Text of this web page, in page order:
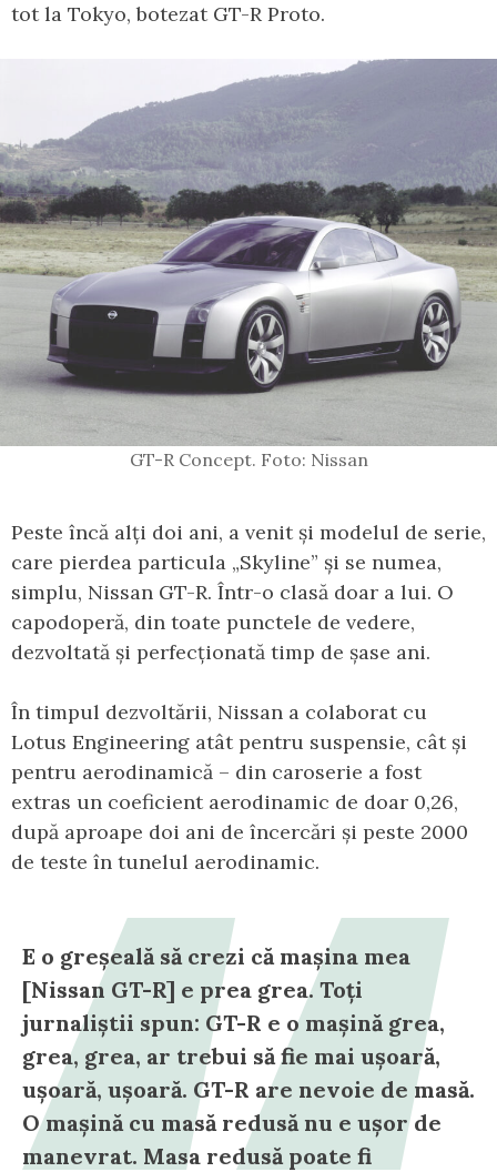
tot la Tokyo, botezat GT-R Proto.
GT-R Concept. Foto: Nissan
Peste încă alți doi ani, a venit și modelul de serie,
care pierdea particula „Skyline” și se numea,
simplu, Nissan GT-R. Într-o clasă doar a lui. O
capodoperă, din toate punctele de vedere,
dezvoltată și perfecționată timp de șase ani.
În timpul dezvoltării, Nissan a colaborat cu
Lotus Engineering atât pentru suspensie, cât și
pentru aerodinamică – din caroserie a fost
extras un coeficient aerodinamic de doar 0,26,
după aproape doi ani de încercări și peste 2000
de teste în tunelul aerodinamic.
E o greșeală să crezi că mașina mea
[Nissan GT-R] e prea grea. Toți
jurnaliștii spun: GT-R e o mașină grea,
grea, grea, ar trebui să fie mai ușoară,
ușoară, ușoară. GT-R are nevoie de masă.
O mașină cu masă redusă nu e ușor de
manevrat. Masa redusă poate fi